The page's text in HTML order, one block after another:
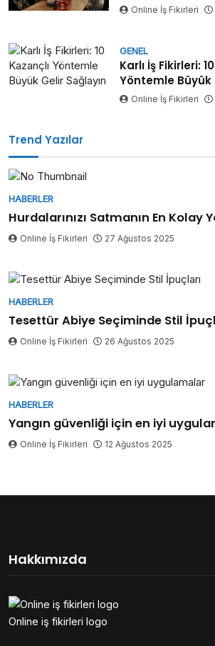
Online İş Fikirleri
GENEL
Karlı İş Fikirleri:
Yöntemle Büyük
Online İş Fikirleri
Trend Yazılar
HABERLER
Hurdalarınızı Satmanın En Kolay
Online İş Fikirleri 27 Ağustos 2025
HABERLER
Tesettür Abiye Seçiminde Stil
Online İş Fikirleri 26 Ağustos 2025
HABERLER
Yangın güvenliği için en iyi
Online İş Fikirleri 12 Ağustos 2025
Hakkımızda
Online iş fikirleri logo